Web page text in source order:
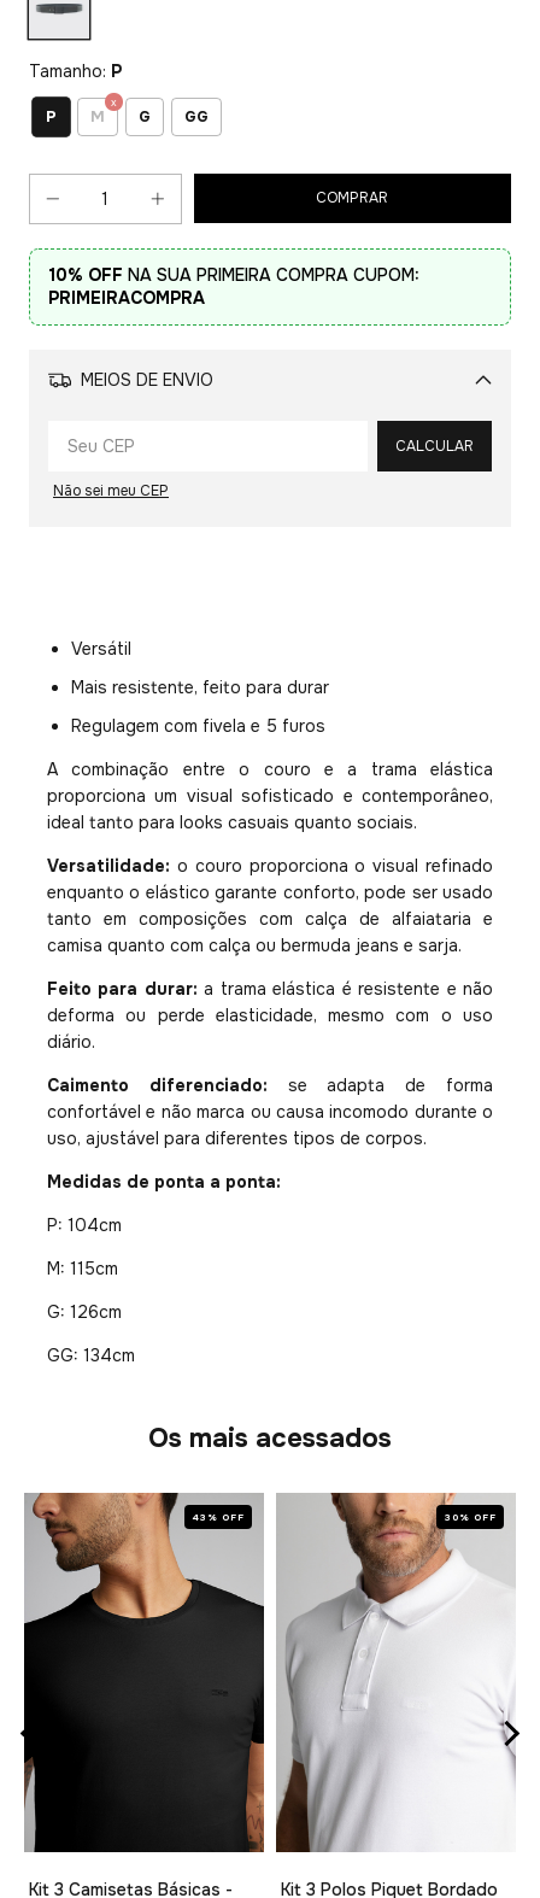
Tamanho: P
P M G GG
10% OFF NA SUA PRIMEIRA COMPRA CUPOM:
PRIMEIRACOMPRA
MEIOS DE ENVIO
Alterar CEP
CALCULAR
Não sei meu CEP
Versátil
Mais resistente, feito para durar
Regulagem com fivela e 5 furos
A combinação entre o couro e a trama elástica
proporciona um visual sofisticado e contemporâneo,
ideal tanto para looks casuais quanto sociais.
Versatilidade: o couro proporciona o visual refinado
enquanto o elástico garante conforto, pode ser usado
tanto em composições com calça de alfaiataria e
camisa quanto com calça ou bermuda jeans e sarja.
Feito para durar: a trama elástica é resistente e não
deforma ou perde elasticidade, mesmo com o uso
diário.
Caimento diferenciado: se adapta de forma
confortável e não marca ou causa incomodo durante o
uso, ajustável para diferentes tipos de corpos.
Medidas de ponta a ponta:
P: 104cm
M: 115cm
G: 126cm
GG: 134cm
Os mais acessados
43% OFF
Kit 3 Camisetas Básicas -
30% OFF
Kit 3 Polos Piquet Bordado